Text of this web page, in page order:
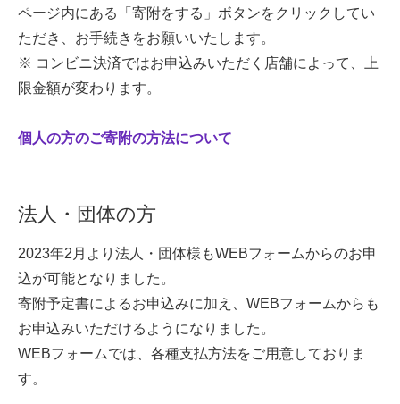
ページ内にある「寄附をする」ボタンをクリックしてい
ただき、お手続きをお願いいたします。
※ コンビニ決済ではお申込みいただく店舗によって、上
限金額が変わります。
個人の方のご寄附の方法について
法人・団体の方
2023年2月より法人・団体様もWEBフォームからのお申
込が可能となりました。
寄附予定書によるお申込みに加え、WEBフォームからも
お申込みいただけるようになりました。
WEBフォームでは、各種支払方法をご用意しておりま
す。